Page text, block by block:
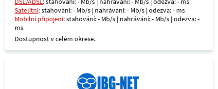
Satelitní: stahování: - Mb/s | nahrávání: - Mb/s | odezva: - ms
Mobilní připojení: stahování: - Mb/s | nahrávání: - Mb/s | odezva: -
ms
Dostupnost v celém okrese.